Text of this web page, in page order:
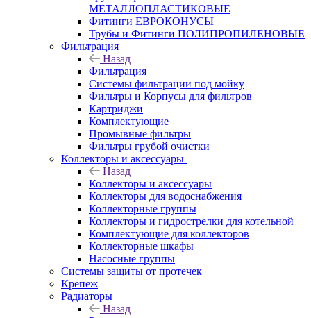
МЕТАЛЛОПЛАСТИКОВЫЕ
Фитинги ЕВРОКОНУСЫ
Трубы и Фитинги ПОЛИПРОПИЛЕНОВЫЕ
Фильтрация
Назад
Фильтрация
Системы фильтрации под мойку
Фильтры и Корпусы для фильтров
Картриджи
Комплектующие
Промывные фильтры
Фильтры грубой очистки
Коллекторы и аксессуары
Назад
Коллекторы и аксессуары
Коллекторы для водоснабжения
Коллекторные группы
Коллекторы и гидрострелки для котельной
Комплектующие для коллекторов
Коллекторные шкафы
Насосные группы
Системы защиты от протечек
Крепеж
Радиаторы
Назад